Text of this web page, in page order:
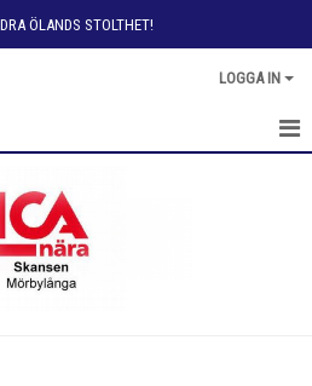
ÖLANDS STOLTHET!
LOGGA IN